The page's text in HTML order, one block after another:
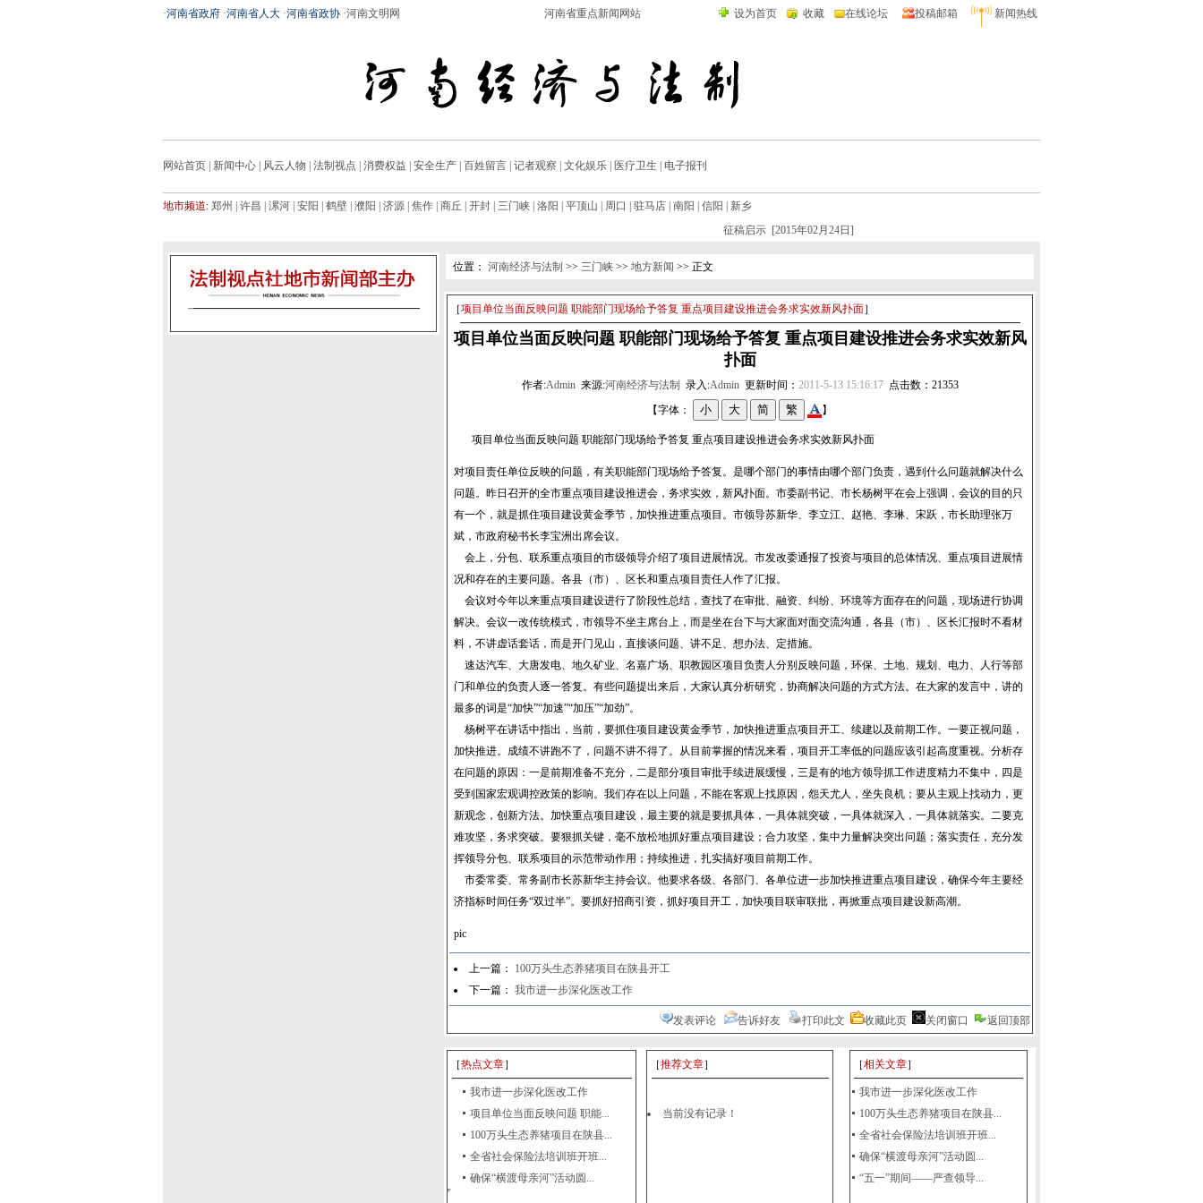
·河南省政府 ·河南省人大 ·河南省政协 ·河南文明网 河南省重点新闻网站 设为首页 收藏 在线论坛 投稿邮箱 新闻热线
网站首页 新闻中心 风云人物 法制视点 消费权益 安全生产 百姓留言 记者观察 文化娱乐 医疗卫生 电子报刊
地市频道: 郑州 许昌 漯河 安阳 鹤壁 濮阳 济源 焦作 商丘 开封 三门峡 洛阳 平顶山 周口 驻马店 南阳 信阳
新乡
征稿启示 [2015年02月24日]
位置： 河南经济与法制 >> 三门峡 >> 地方新闻 >> 正文
［项目单位当面反映问题 职能部门现场给予答复 重点项目建设推进会务求实效新风扑面］
项目单位当面反映问题 职能部门现场给予答复 重点项目建设推进会务求实效新风
扑面
作者:Admin来源:河南经济与法制 录入:Admin更新时间： 2011-5-13 15:16:17点击数：21353
【字体：
】
项目单位当面反映问题 职能部门现场给予答复 重点项目建设推进会务求实效新风扑面
对项目责任单位反映的问题，有关职能部门现场给予答复。是哪个部门的事情由哪个部门负责，遇到什么问题就解决什么
问题。昨日召开的全市重点项目建设推进会，务求实效，新风扑面。市委副书记、市长杨树平在会上强调，会议的目的只
有一个，就是抓住项目建设黄金季节，加快推进重点项目。市领导苏新华、李立江、赵艳、李琳、宋跃，市长助理张万
斌，市政府秘书长李宝洲出席会议。
会上，分包、联系重点项目的市级领导介绍了项目进展情况。市发改委通报了投资与项目的总体情况、重点项目进展情
况和存在的主要问题。各县（市）、区长和重点项目责任人作了汇报。
会议对今年以来重点项目建设进行了阶段性总结，查找了在审批、融资、纠纷、环境等方面存在的问题，现场进行协调
解决。会议一改传统模式，市领导不坐主席台上，而是坐在台下与大家面对面交流沟通，各县（市）、区长汇报时不看材
料，不讲虚话套话，而是开门见山，直接谈问题、讲不足、想办法、定措施。
速达汽车、大唐发电、地久矿业、名嘉广场、职教园区项目负责人分别反映问题，环保、土地、规划、电力、人行等部
门和单位的负责人逐一答复。有些问题提出来后，大家认真分析研究，协商解决问题的方式方法。在大家的发言中，讲的
最多的词是“加快”“加速”“加压”“加劲”。
杨树平在讲话中指出，当前，要抓住项目建设黄金季节，加快推进重点项目开工、续建以及前期工作。一要正视问题，
加快推进。成绩不讲跑不了，问题不讲不得了。从目前掌握的情况来看，项目开工率低的问题应该引起高度重视。分析存
在问题的原因：一是前期准备不充分，二是部分项目审批手续进展缓慢，三是有的地方领导抓工作进度精力不集中，四是
受到国家宏观调控政策的影响。我们存在以上问题，不能在客观上找原因，怨天尤人，坐失良机；要从主观上找动力，更
新观念，创新方法。加快重点项目建设，最主要的就是要抓具体，一具体就突破，一具体就深入，一具体就落实。二要克
难攻坚，务求突破。要狠抓关键，毫不放松地抓好重点项目建设；合力攻坚，集中力量解决突出问题；落实责任，充分发
挥领导分包、联系项目的示范带动作用；持续推进，扎实搞好项目前期工作。
市委常委、常务副市长苏新华主持会议。他要求各级、各部门、各单位进一步加快推进重点项目建设，确保今年主要经
济指标时间任务“双过半”。要抓好招商引资，抓好项目开工，加快项目联审联批，再掀重点项目建设新高潮。
pic
上一篇： 100万头生态养猪项目在陕县开工
下一篇： 我市进一步深化医改工作
发表评论 告诉好友 打印此文 收藏此页 关闭窗口 返回顶部
［热点文章］
我市进一步深化医改工作
项目单位当面反映问题 职能...
100万头生态养猪项目在陕县...
全省社会保险法培训班开班...
确保“横渡母亲河”活动圆...
［推荐文章］
当前没有记录！
［相关文章］
我市进一步深化医改工作
100万头生态养猪项目在陕县...
全省社会保险法培训班开班...
确保“横渡母亲河”活动圆...
“五一”期间——严查领导...